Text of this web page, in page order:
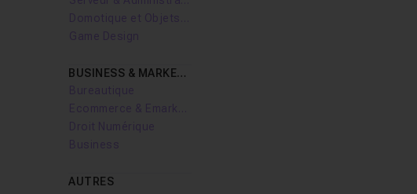
Game Design
BUSINESS & MARKETING
Bureautique
Droit Numérique
Business
AUTRES